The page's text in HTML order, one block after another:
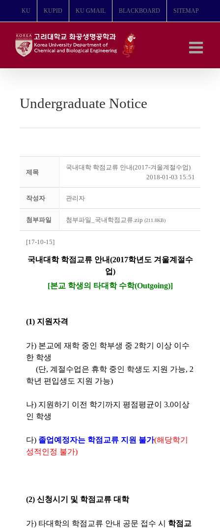
뛰
KU KUPID KU GMAIL BLACKBOARD SITEMAP
Undergraduate Notice
제목
국내대학 학점교류 안내(2017-겨울계절수업)
2018-01-03 15:51
작성자 관리자
첨부파일 첨부파일_국내학점교류.zip (211.8KB)
[17-10-15]
국내대학 학점교류 안내(2017학년도 겨울계절수
업)
[본교 학생의 타대학 수학(Outgoing)]
(1) 지원자격
가) 본교에 재학 중인 학부생 중 2학기 이상 이수
한 학생
(단, 계절수업은 휴학 중인 학생도 지원 가능, 2
학년 편입생도 지원 가능)
나) 지원하기 이전 학기까지 평점평균이 3.0이상
인 학생
다) 졸업예정자는 학점교류 지원 불가(해당학기
성적인정 불가)
(2) 신청시기 및 학점교류 대학
가) 타대학의 학점교류 안내 공문 접수 시 학점교